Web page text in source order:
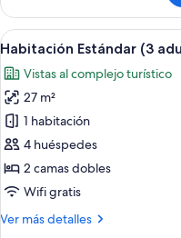
Estándar
(2
adultos
2
niños)
Abrir
todas
las
fotos
de
Habitación
Estándar
(3
adultos
+
9
Habitación Estándar (3
Vistas al complejo turístico
27 m²
1 habitación
4 huéspedes
2 camas dobles
Wifi gratis
Ver más detalles
Más